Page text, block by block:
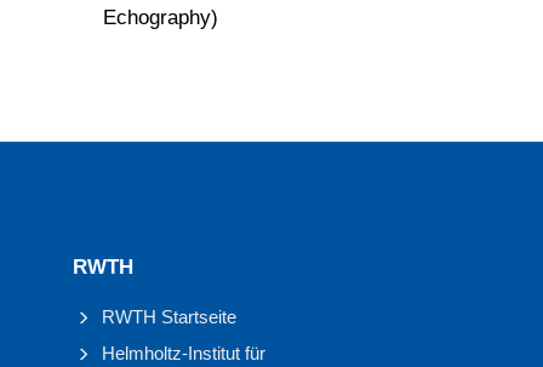
Echography)
RWTH
RWTH Startseite
Helmholtz-Institut für